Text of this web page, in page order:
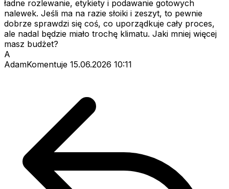
ładne rozlewanie, etykiety i podawanie gotowych
nalewek. Jeśli ma na razie słoiki i zeszyt, to pewnie
dobrze sprawdzi się coś, co uporządkuje cały proces,
ale nadal będzie miało trochę klimatu. Jaki mniej więcej
masz budżet?
A
AdamKomentuje 15.06.2026 10:11